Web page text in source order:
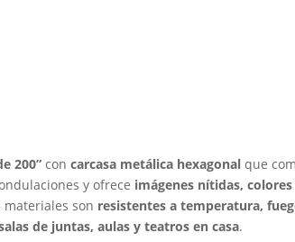
200” concarcasa metálica hexagonal que
y ofrece imágenes nítidas,
son resistentes a temperatura,
de juntas, aulas y teatros en casa.